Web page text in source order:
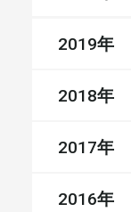
2019年
2018年
2017年
2016年